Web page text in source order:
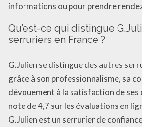
informations ou pour prendre
Qu’est-ce qui distingue
serruriers en France ?
G.Julien se distingue des autres
grâce à son professionnalisme, sa
dévouement à la satisfaction de ses
note de 4,7 sur les évaluations en
G.Julien est un serrurier de